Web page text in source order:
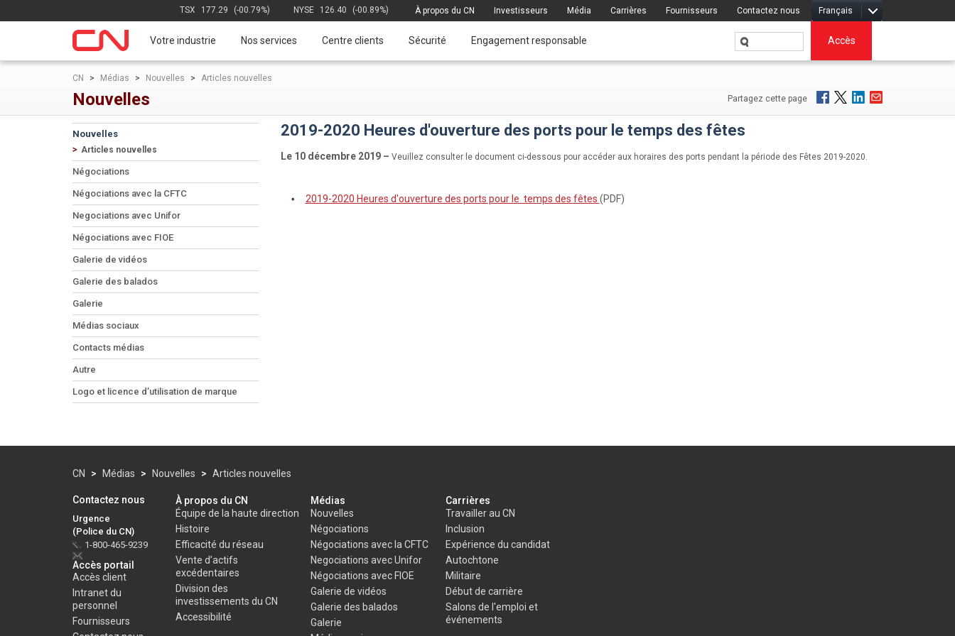
Français
À propos du CN Investisseurs Média Carrières Fournisseurs Contactez nous
NYSE 126.40 (-00.89%)
TSX 177.29 (-00.79%)
Votre industrie Nos services Centre clients Sécurité Engagement responsable Accès
CN > Médias > Nouvelles > Articles nouvelles
Partagez cette page
Nouvelles
Nouvelles
Articles nouvelles
Négociations
Négociations avec la CFTC
Negociations avec Unifor
Négociations avec FIOE
Galerie de vidéos
Galerie des balados
Galerie
Médias sociaux
Contacts médias
Autre
Logo et licence d’utilisation de marque
2019-2020 Heures d'ouverture des ports pour le temps des fêtes
Le 10 décembre 2019 – Veuillez consulter le document ci-dessous pour accéder aux horaires des ports pendant la période des Fêtes 2019-2020.
2019-2020 Heures d'ouverture des ports pour le temps des fêtes (PDF)
CN > Médias > Nouvelles > Articles nouvelles
Contactez nous
Urgence
(Police du CN)
1-800-465-9239
Accès portail
Accès client
Intranet du
personnel
Fournisseurs
À propos du CN
Équipe de la haute direction
Histoire
Efficacité du réseau
Vente d’actifs
excédentaires
Division des
investissements du CN
Accessibilité
Médias
Nouvelles
Négociations
Négociations avec la CFTC
Negociations avec Unifor
Négociations avec FIOE
Galerie de vidéos
Galerie des balados
Galerie
Carrières
Travailler au CN
Inclusion
Expérience du candidat
Autochtone
Militaire
Début de carrière
Salons de l'emploi et
événements